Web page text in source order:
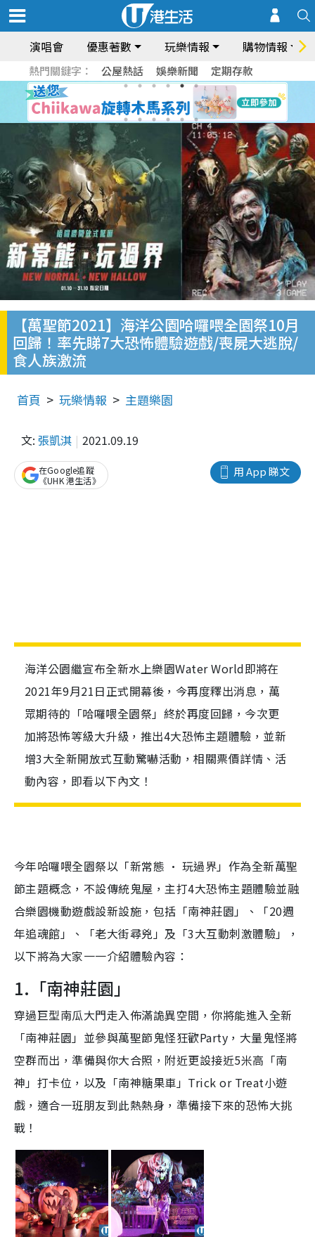
演唱會 優惠著數 玩樂情報 購物情報
熱門關鍵字： 公屋熱話 娛樂新聞 定期存款
【萬聖節2021】海洋公園哈囉喂全園祭10月
回歸！率先睇7大恐怖體驗遊戲/喪屍大逃脫/
食人族激流
首頁 玩樂情報 主題樂園
文: 張凱淇 2021.09.19
用 App 睇文
在Google追蹤
《UHK 港生活》
海洋公園繼宣布全新水上樂園Water World即將在
2021年9月21日正式開幕後，今再度釋出消息，萬
眾期待的「哈囉喂全園祭」終於再度回歸，今次更
加將恐怖等級大升級，推出4大恐怖主題體驗，並新
增3大全新開放式互動驚嚇活動，相關票價詳情、活
動內容，即看以下內文！
今年哈囉喂全園祭以「新常態 • 玩過界」作為全新萬聖
節主題概念，不設傳統鬼屋，主打4大恐怖主題體驗並融
合樂園機動遊戲設新設施，包括「南神莊園」、「20週
年追魂館」、「老大街尋兇」及「3大互動刺激體驗」，
以下將為大家一一介紹體驗內容：
1.「南神莊園」
穿過巨型南瓜大門走入佈滿詭異空間，你將能進入全新
「南神莊園」並參與萬聖節鬼怪狂歡Party，大量鬼怪將
空群而出，準備與你大合照，附近更設接近5米高「南
神」打卡位，以及「南神糖果車」Trick or Treat小遊
戲，適合一班朋友到此熱熱身，準備接下來的恐怖大挑
戰！